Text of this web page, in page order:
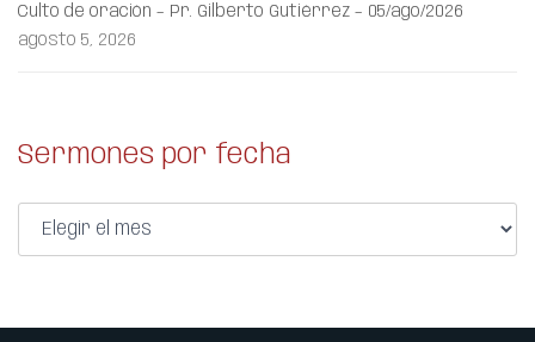
Culto de oración – Pr. Gilberto Gutiérrez – 05/ago/2026
agosto 5, 2026
Sermones por fecha